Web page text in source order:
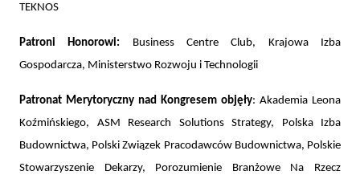
TEKNOS
Patroni Honorowi: Business Centre Club, Krajowa Izba
Gospodarcza, Ministerstwo Rozwoju i Technologii
Patronat Merytoryczny nad Kongresem objęły: Akademia Leona
Koźmińskiego, ASM Research Solutions Strategy, Polska Izba
Budownictwa, Polski Związek Pracodawców Budownictwa, Polskie
Stowarzyszenie Dekarzy, Porozumienie Branżowe Na Rzecz